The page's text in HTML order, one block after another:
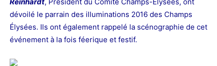
dévoilé le parrain des illuminations 2016 des Champs
Élysées. Ils ont également rappelé la scénographie de cet
événement à la fois féerique et festif.